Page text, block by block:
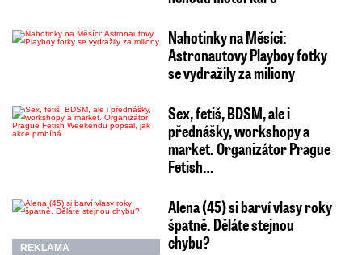
Nahotinky na Měsíci:
Astronautovy Playboy fotky
se vydražily za miliony
Sex, fetiš, BDSM, ale i
přednášky, workshopy a
market. Organizátor Prague
Fetish…
REKLAMA
Alena (45) si barví vlasy roky
špatně. Děláte stejnou
chybu?